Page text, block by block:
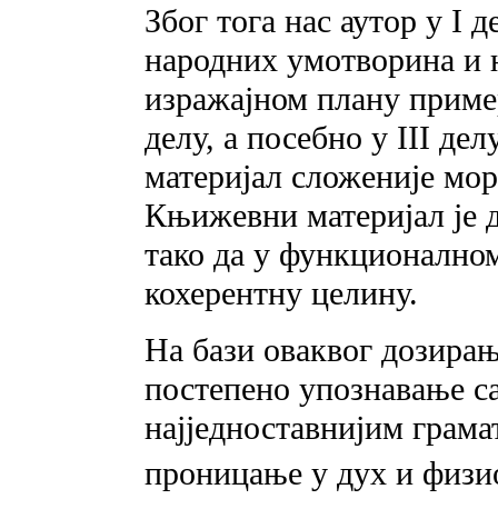
Због тога нас аутор у I
народних умотворина и
изражајном плану
делу, a посебно у III
материјал сложеније
Књижевни материјал је
тако да у
кохерентну целину.
На бази оваквог
постепено упознавање
најједноставнијим
проницање у дух и